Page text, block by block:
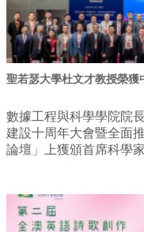
聖若瑟大學杜文才教授榮
數據工程與科學學院院
建設十周年大會暨全面
論壇」上獲頒首席科學家